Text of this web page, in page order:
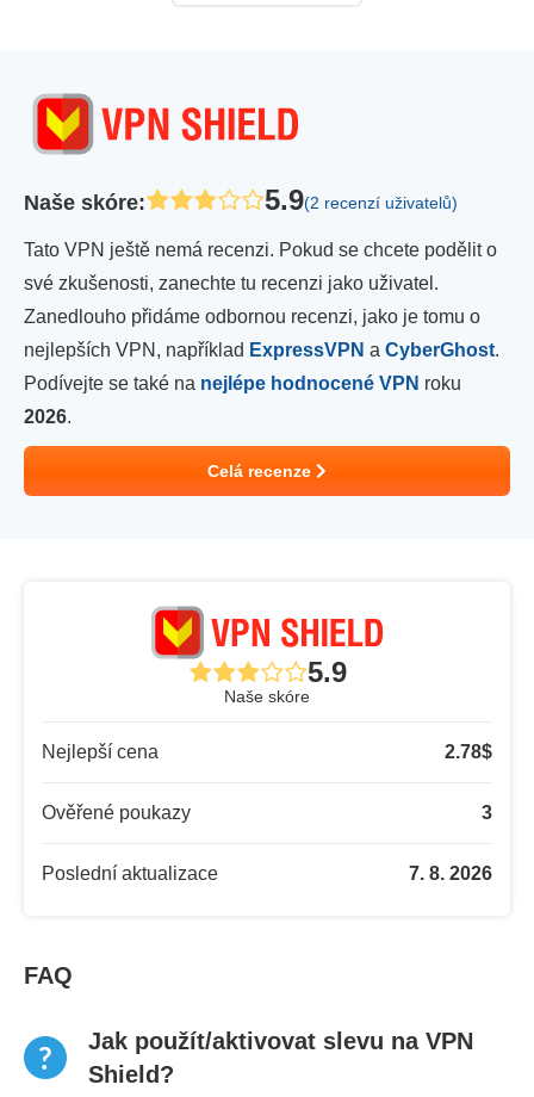
Naše skóre: 5.9(2 recenzí uživatelů)
Tato VPN ještě nemá recenzi. Pokud se chcete podělit o
své zkušenosti, zanechte tu recenzi jako uživatel.
Zanedlouho přidáme odbornou recenzi, jako je tomu o
nejlepších VPN, například ExpressVPN a CyberGhost.
Podívejte se také na nejlépe hodnocené VPN roku
2026.
Celá recenze
5.9
Naše skóre
Nejlepší cena 2.78$
Ověřené poukazy 3
Poslední aktualizace 7. 8. 2026
FAQ
Jak použít/aktivovat slevu na VPN
Shield?